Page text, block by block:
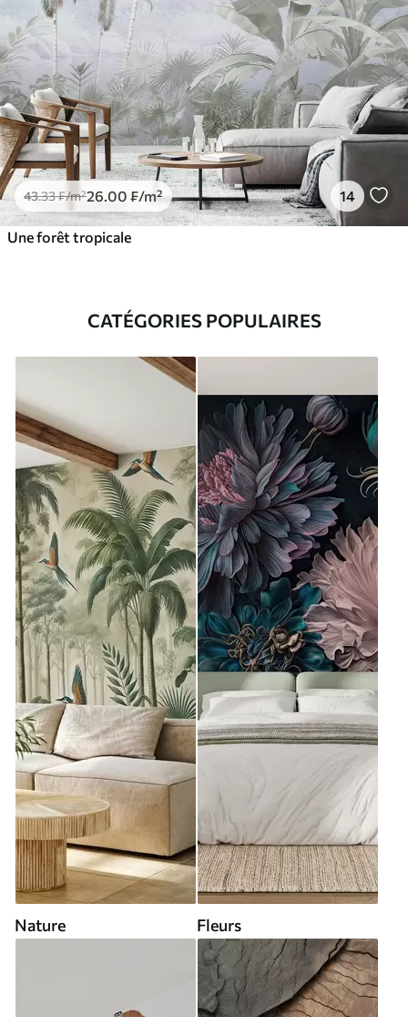
43.33₣/m²26 .00 ₣/m² 14
Une forêt tropicale
CATÉGORIES POPULAIRES
Nature Fleurs